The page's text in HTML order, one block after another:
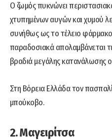
Ο ζωμός πυκνώνει
χτυπημένων αυγών και χυμού
συνήθως ως το τέλειο
παραδοσιακά απολαμβάνεται
βραδιά μεγάλης κατανάλωσης
Στη Βόρεια Ελλάδα τον
μπούκοβο.
2. Μαγειρίτσα